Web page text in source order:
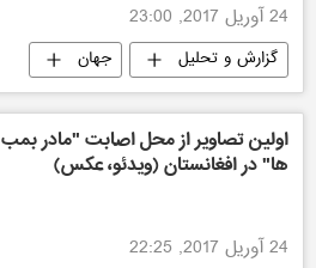
24 آوریل 2017, 23:00
گزارش و تحلیل جهان
اولین تصاویر از محل اصابت "مادر بمب
ها" در افغانستان (ویدئو، عکس)
24 آوریل 2017, 22:25